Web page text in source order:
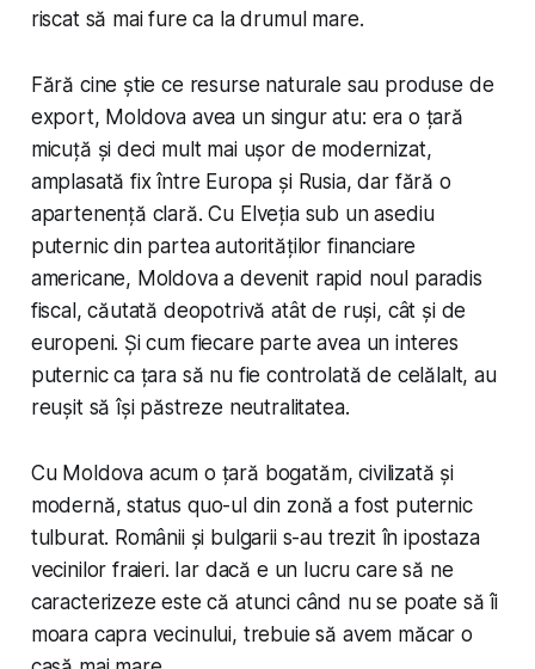
riscat să mai fure ca la drumul mare.
Fără cine știe ce resurse naturale sau produse de
export, Moldova avea un singur atu: era o țară
micuță și deci mult mai ușor de modernizat,
amplasată fix între Europa și Rusia, dar fără o
apartenență clară. Cu Elveția sub un asediu
puternic din partea autorităților financiare
americane, Moldova a devenit rapid noul paradis
fiscal, căutată deopotrivă atât de ruși, cât și de
europeni. Și cum fiecare parte avea un interes
puternic ca țara să nu fie controlată de celălalt, au
reușit să își păstreze neutralitatea.
Cu Moldova acum o țară bogatăm, civilizată și
modernă, status quo-ul din zonă a fost puternic
tulburat. Românii și bulgarii s-au trezit în ipostaza
vecinilor fraieri. Iar dacă e un lucru care să ne
caracterizeze este că atunci când nu se poate să îi
moara capra vecinului, trebuie să avem măcar o